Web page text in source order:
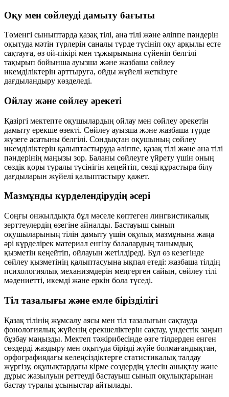
Оқу мен сөйлеуді дамыту бағыты
Төменгі сыныптарда қазақ тілі, ана тілі және әліппе пәндерін
оқытуда мәтін түрлерін саналы түрде түсініп оқу арқылы есте
сақтауға, өз ой-пікірі мен тұжырымына сүйеніп белгілі
тақырып бойынша ауызша және жазбаша сөйлеу
икемділіктерін арттыруға, ойды жүйелі жеткізуге
дағдыландыру көзделеді.
Ойлау және сөйлеу әрекеті
Қазіргі мектепте оқушылардың ойлау мен сөйлеу әрекетін
дамыту ерекше өзекті. Сөйлеу ауызша және жазбаша түрде
жүзеге асатыны белгілі. Сондықтан оқушының сөйлеу
икемділіктерін қалыптастыруда әліппе, қазақ тілі және ана тілі
пәндерінің маңызы зор. Баланы сөйлеуге үйрету үшін оның
сөздік қоры туралы түсінігін кеңейтіп, сөзді құрастыра білу
дағдыларын жүйелі қалыптастыру қажет.
Мазмұнды күрделендірудің әсері
Соңғы онжылдықта бұл мәселе көптеген лингвистикалық
зерттеулердің өзегіне айналды. Бастауыш сынып
оқушыларының тілін дамыту үшін оқулық мазмұнына жаңа
әрі күрделірек материал енгізу балалардың танымдық
қызметін кеңейтіп, ойлауын жетілдіреді. Бұл өз кезегінде
сөйлеу қызметінің қалыптасуына ықпал етеді: жазбаша тілдің
психологиялық механизмдерін меңгерген сайын, сөйлеу тілі
мәдениетті, икемді және еркін бола түседі.
Тіл тазалығы және емле бірізділігі
Қазақ тілінің жұмсалу аясы мен тіл тазалығын сақтауда
фонологиялық жүйенің ерекшеліктерін сақтау, үндестік заңын
бұзбау маңызды. Мектеп тәжірибесінде өзге тілдерден енген
сөздерді жаздыру мен оқытуда бірізді жүйе болмағандықтан,
орфографиядағы келеңсіздіктерге статистикалық талдау
жүргізу, оқулықтардағы кірме сөздердің үлесін анықтау және
дұрыс жазылуын реттеуді бастауыш сынып оқулықтарынан
бастау туралы ұсыныстар айтылады.